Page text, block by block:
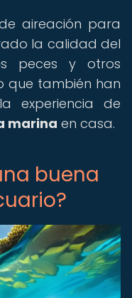
aireación para
la calidad del
peces y otros
que también han
experiencia de
marina en casa.
buena